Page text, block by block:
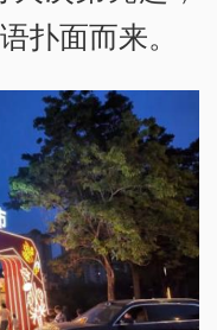
扑面而来。